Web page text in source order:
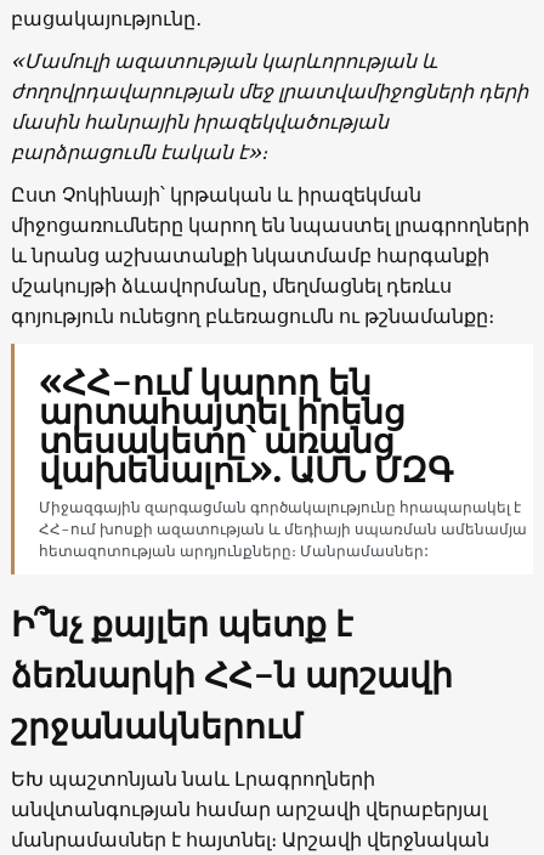
բացակայությունը․
«Մամուլի ազատության կարևորության և
ժողովրդավարության մեջ լրատվամիջոցների դերի
մասին հանրային իրազեկվածության
բարձրացումն էական է»։
Ըստ Չոկինայի՝ կրթական և իրազեկման
միջոցառումները կարող են նպաստել լրագրողների
և նրանց աշխատանքի նկատմամբ հարգանքի
մշակույթի ձևավորմանը, մեղմացնել դեռևս
գոյություն ունեցող բևեռացումն ու թշնամանքը։
«ՀՀ-ում կարող են
արտահայտել իրենց
տեսակետը՝ առանց
վախենալու». ԱՄՆ ՄԶԳ
Միջազգային զարգացման գործակալությունը հրապարակել է
ՀՀ-ում խոսքի ազատության և մեդիայի սպառման ամենամյա
հետազոտության արդյունքները։ Մանրամասներ:
Ի՞նչ քայլեր պետք է
ձեռնարկի ՀՀ-ն արշավի
շրջանակներում
ԵԽ պաշտոնյան նաև Լրագրողների
անվտանգության համար արշավի վերաբերյալ
մանրամասներ է հայտնել։ Արշավի վերջնական